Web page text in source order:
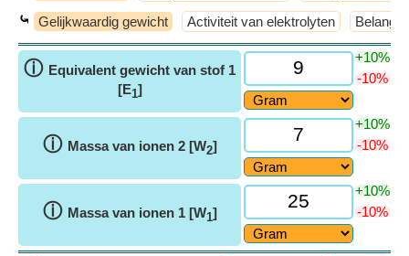
⤿ Gelijkwaardig gewicht Activiteit van elektrolyten
ⓘ Equivalent gewicht van stof 1
[E1]
+10%
-10%
ⓘ Massa van ionen 2 [W2]
+10%
-10%
ⓘ Massa van ionen 1 [W1]
+10%
-10%